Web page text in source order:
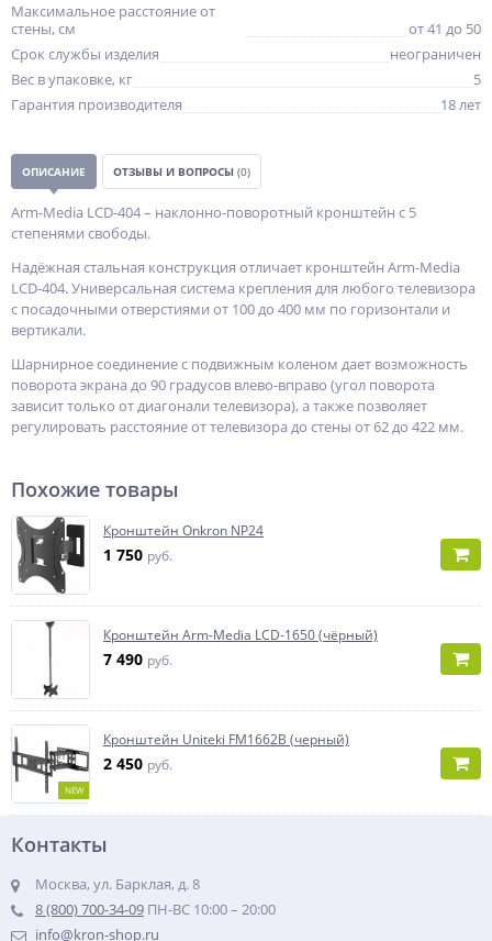
Максимальное расстояние от
стены, см
от 41 до 50
Срок службы изделия
неограничен
Вес в упаковке, кг
5
Гарантия производителя
18 лет
ОПИСАНИЕ ОТЗЫВЫ И ВОПРОСЫ (0)
Arm-Media LCD-404 – наклонно-поворотный кронштейн с 5
степенями свободы.
Надёжная стальная конструкция отличает кронштейн Arm-Media
LCD-404. Универсальная система крепления для любого телевизора
с посадочными отверстиями от 100 до 400 мм по горизонтали и
вертикали.
Шарнирное соединение с подвижным коленом дает возможность
поворота экрана до 90 градусов влево-вправо (угол поворота
зависит только от диагонали телевизора), а также позволяет
регулировать расстояние от телевизора до стены от 62 до 422 мм.
Похожие товары
Кронштейн Onkron NP24
1 750 руб.
Кронштейн Arm-Media LCD-1650 (чёрный)
7 490 руб.
NEW
Кронштейн Uniteki FM1662B (черный)
2 450 руб.
Контакты
Москва, ул. Барклая, д. 8
8 (800) 700-34-09 ПН-ВС 10:00 – 20:00
info@kron-shop.ru